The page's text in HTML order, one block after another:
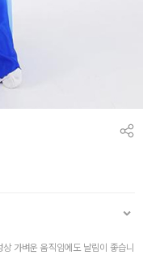
가벼운 움직임에도 날림이 좋습니